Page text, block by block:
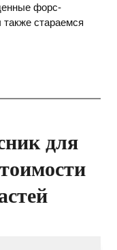
форс-
стараемся
для